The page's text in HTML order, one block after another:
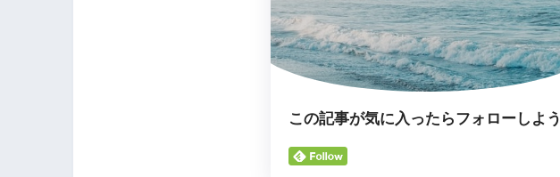
この記事が気に入ったらフォローしよう